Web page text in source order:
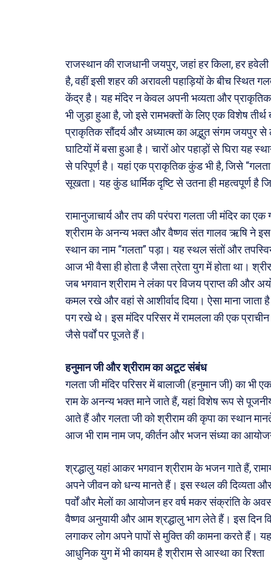
दुनिया
अपराध
फ़िल्मी
अजब-
पर्यटन
Tech
राजस्थान की राजधानी जयपुर, जहां हर किला, हर
है, वहीं इसी शहर की अरावली पहाड़ियों के बीच स्थित
केंद्र है। यह मंदिर न केवल अपनी भव्यता और प्राकृतिक
भी जुड़ा हुआ है, जो इसे रामभक्तों के लिए एक विशेष तीर्थ
प्राकृतिक सौंदर्य और अध्यात्म का अद्भुत संगम जयपुर से
घाटियों में बसा हुआ है। चारों ओर पहाड़ों से घिरा यह
से परिपूर्ण है। यहां एक प्राकृतिक कुंड भी है, जिसे
सूखता। यह कुंड धार्मिक दृष्टि से उतना ही महत्वपूर्ण है
रामानुजाचार्य और तप की परंपरा गलता जी मंदिर का एक
श्रीराम के अनन्य भक्त और वैष्णव संत गालव ऋषि ने
स्थान का नाम “गलता” पड़ा। यह स्थल संतों और
आज भी वैसा ही होता है जैसा त्रेता युग में होता था।
जब भगवान श्रीराम ने लंका पर विजय प्राप्त की और
कमल रखे और वहां से आशीर्वाद दिया। ऐसा माना जाता
पग रखे थे। इस मंदिर परिसर में रामलला की एक
जैसे पर्वों पर पूजते हैं।
हनुमान जी और श्रीराम का अटूट संबंध
गलता जी मंदिर परिसर में बालाजी (हनुमान जी) का भी
राम के अनन्य भक्त माने जाते हैं, यहां विशेष रूप से
आते हैं और गलता जी को श्रीराम की कृपा का स्थान
आज भी राम नाम जप, कीर्तन और भजन संध्या का
श्रद्धालु यहां आकर भगवान श्रीराम के भजन गाते हैं,
अपने जीवन को धन्य मानते हैं। इस स्थल की दिव्यता
पर्वों और मेलों का आयोजन हर वर्ष मकर संक्रांति के
वैष्णव अनुयायी और आम श्रद्धालु भाग लेते हैं। इस दिन
लगाकर लोग अपने पापों से मुक्ति की कामना करते हैं।
आधुनिक युग में भी कायम है श्रीराम से आस्था का रिश्ता